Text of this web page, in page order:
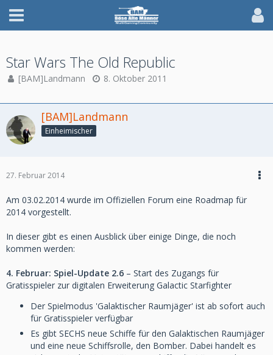
Star Wars The Old Republic
[BAM]Landmann 8. Oktober 2011
[BAM]Landmann
Einheimischer
27. Februar 2014
Am 03.02.2014 wurde im Offiziellen Forum eine Roadmap für
2014 vorgestellt.
In dieser gibt es einen Ausblick über einige Dinge, die noch
kommen werden:
4. Februar: Spiel-Update 2.6 – Start des Zugangs für
Gratisspieler zur digitalen Erweiterung Galactic Starfighter
Der Spielmodus 'Galaktischer Raumjäger' ist ab sofort auch
für Gratisspieler verfügbar
Es gibt SECHS neue Schiffe für den Galaktischen Raumjäger
und eine neue Schiffsrolle, den Bomber. Dabei handelt es